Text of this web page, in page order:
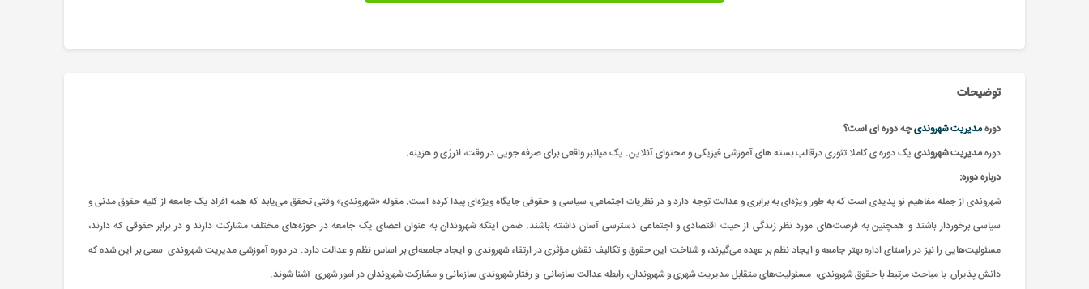
توضیحات
دورهمدیریت شهروندیچه دوره ای است؟
دورهمدیریت شهروندی یک دوره ی کاملا تئوری درقالب بسته های آموزشی فیزیکی و محتوای آنلاین. یک میانبر واقعی برای صرفه جویی در وقت، انرژی و هزینه.
درباره دوره:
شهروندی از جمله مفاهیم نو پدیدی است که به طور ویژه‌ای به برابری و عدالت توجه دارد و در نظریات اجتماعی، سیاسی و حقوقی جایگاه ویژه‌ای پیدا کرده است. مقوله «شهروندی» وقتی تحقق می‌یابد که همه افراد یک جامعه از کلیه حقوق مدنی و
سیاسی برخوردار باشند و همچنین به فرصت‌های مورد نظر زندگی از حیث اقتصادی و اجتماعی دسترسی آسان داشته باشند. ضمن اینکه شهروندان به عنوان اعضای یک جامعه در حوزه‌های مختلف مشارکت دارند و در برابر حقوقی که دارند،
مسئولیت‌هایی را نیز در راستای اداره بهتر جامعه و ایجاد نظم بر عهده می‌گیرند، و شناخت این حقوق و تکالیف نقش مؤثری در ارتقاء شهروندی و ایجاد جامعه‌ای بر اساس نظم و عدالت دارد. در دوره آموزشی مدیریت شهروندی سعی بر این شده که
دانش پذیران با مباحث مرتبط با حقوق شهروندی، مسئولیت‌های متقابل مدیریت شهری و شهروندان، رابطه عدالت سازمانی و رفتار شهروندی سازمانی و مشارکت شهروندان در امور شهری آشنا شوند.